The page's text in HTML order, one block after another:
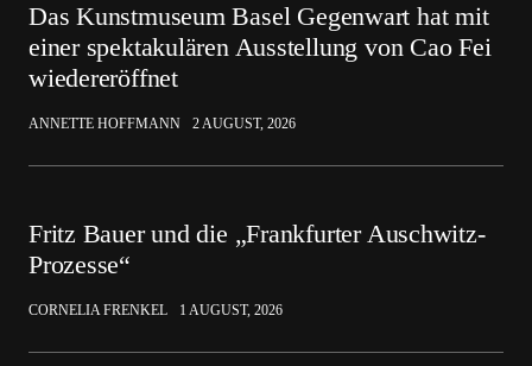
Das Kunstmuseum Basel Gegenwart hat mit
einer spektakulären Ausstellung von Cao Fei
wiedereröffnet
ANNETTE HOFFMANN 2 AUGUST, 2026
Fritz Bauer und die „Frankfurter Auschwitz-
Prozesse“
CORNELIA FRENKEL 1 AUGUST, 2026